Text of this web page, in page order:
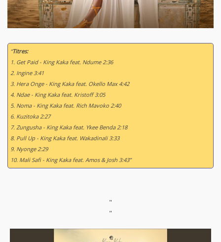
“Titres:
1. Get Paid - King Kaka feat. Ndume 2:36
2. Ingine 3:41
3. Hera Onge - King Kaka feat. Okello Max 4:42
4. Ndae - King Kaka feat. Kristoff 3:05
5. Noma - King Kaka feat. Rich Mavoko 2:40
6. Kuzitoka 2:27
7. Zungusha - King Kaka feat. Ykee Benda 2:18
8. Pull Up - King Kaka feat. Wakadinali 3:33
9. Nyonge 2:29
10. Mali Safi - King Kaka feat. Amos & Josh 3:43”
"
"